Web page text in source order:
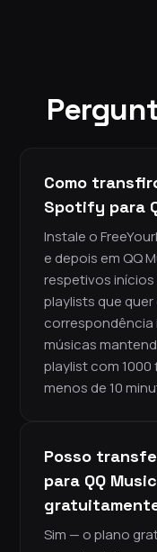
Como
Spotify para
Instale o
e depois em QQ
respetivos
playlists que quer
correspondência
músicas
playlist com
menos de 10
Posso
para QQ
Sim — o plano